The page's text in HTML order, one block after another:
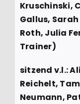
Kruschinski,
Gallus, Sarah
Roth, Julia
Trainer)
sitzend v.l.:
Reichelt,
Neumann,